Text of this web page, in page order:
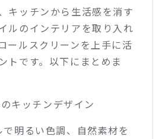
キッチンから生活感を消す
ルのインテリアを取り入れ
ールスクリーンを上手に活
トです。以下にまとめま
キッチンデザイン
で明るい色調、自然素材を